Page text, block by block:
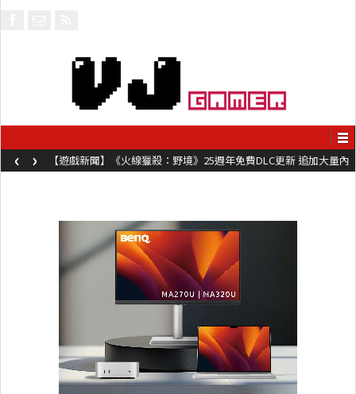
【遊戲新聞】《火線獵殺：野境》25週年免費DLC更新 追加大量內
容同時系舊作限時超平價折扣
‹ ›